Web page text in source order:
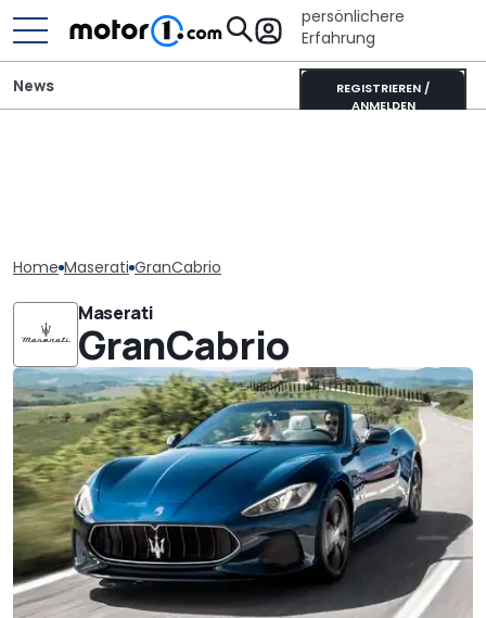
persönlichere
Erfahrung
REGISTRIEREN /
ANMELDEN
News
Home Maserati GranCabrio
Maserati
GranCabrio